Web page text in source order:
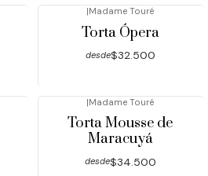
|Madame Touré
Torta Ópera
desde$32.500
|Madame Touré
Torta Mousse de
Maracuyá
desde$34.500